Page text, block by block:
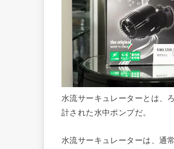
水流サーキュレーターとは、
計された水中ポンプだ。
水流サーキュレーターは、通